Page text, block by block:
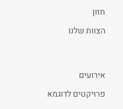
חזון
הצוות שלנו
אירועים
פרויקטים לדוגמא